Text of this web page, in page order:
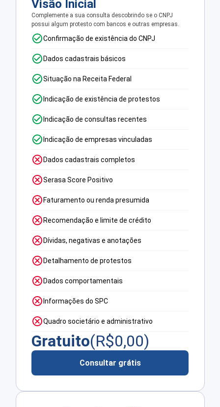
Visão Inicial
Complemente a sua consulta descobrindo se o CNPJ
possui algum protesto com bancos e outras empresas.
Confirmação de existência do CNPJ
Dados cadastrais básicos
Situação na Receita Federal
Indicação de existência de protestos
Indicação de consultas recentes
Indicação de empresas vinculadas
Dados cadastrais completos
Serasa Score Positivo
Faturamento ou renda presumida
Recomendação e limite de crédito
Dívidas, negativas e anotações
Detalhamento de protestos
Dados comportamentais
Informações do SPC
Quadro societário e administrativo
Gratuito(R$0,00)
Consultar grátis